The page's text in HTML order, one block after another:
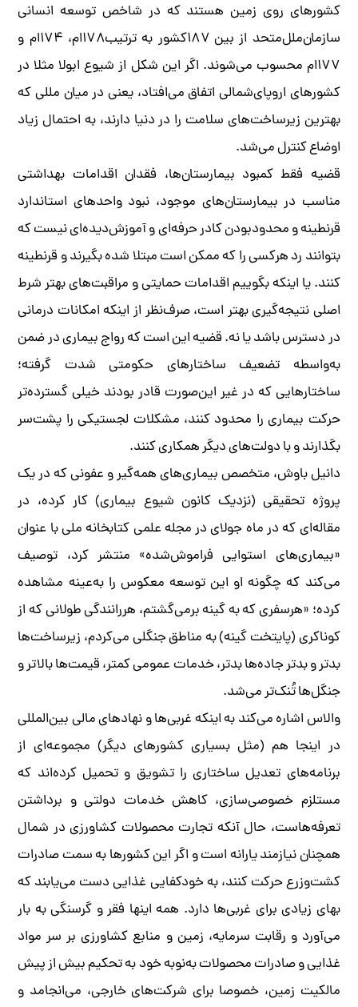
کشورهای روی زمین‌ هستند که در شاخص توسعه انسانی
سازمان‌ملل‌متحد از بین ۱۸۷کشور به ترتیب۱۷۸ام، ۱۷۴ام و
۱۷۷‌ام محسوب می‌شوند. اگر این شکل از شیوع ابولا مثلا در
کشورهای اروپای‌شمالی اتفاق می‌افتاد، یعنی در میان‌ مللی که
بهترین زیرساخت‌های سلامت را در دنیا دارند، به احتمال زیاد
اوضاع کنترل می‌شد.
قضیه فقط کمبود بیمارستان‌ها، فقدان اقدامات بهداشتی
مناسب در بیمارستان‌های موجود، نبود واحدهای استاندارد
قرنطینه و محدود‌بودن کادر حرفه‌ای و آموزش‌دیده‌ای نیست که
بتوانند رد هرکسی را که ممکن است مبتلا شده بگیرند و قرنطینه
کنند. یا اینکه بگوییم اقدامات حمایتی و مراقبت‌های بهتر شرط
اصلی نتیجه‌گیری بهتر است، صرف‌نظر از اینکه امکانات درمانی
در دسترس باشد یا نه. قضیه این است که رواج بیماری در ضمن
به‌واسطه تضعیف ساختارهای حکومتی شدت گرفته؛
ساختارهایی که در غیر این‌صورت قادر بودند خیلی گسترده‌تر
حرکت بیماری را محدود کنند، مشکلات لجستیکی را پشت‌سر
بگذارند و با دولت‌های دیگر همکاری کنند.
دانیل باوش، متخصص بیماری‌های همه‌گیر و عفونی که در یک
پروژه تحقیقی (نزدیک کانون شیوع بیماری) کار کرده، در
مقاله‌ای که در ماه جولای در مجله علمی کتابخانه ملی با عنوان
«بیماری‌های استوایی فراموش‌شده» منتشر کرد، توصیف
می‌کند که چگونه او این توسعه معکوس را به‌عینه مشاهده
کرده؛ «هرسفری که به گینه برمی‌گشتم، هررانندگی طولانی که از
کوناکری (پایتخت گینه) به مناطق جنگلی می‌کردم، زیرساخت‌ها
بدتر و بدتر جاده‌ها بدتر، خدمات عمومی کمتر، قیمت‌ها بالاتر و
جنگل‌ها تُنک‌تر می‌شد.
والاس اشاره می‌کند به اینکه غربی‌ها و نهادهای مالی بین‌المللی
در اینجا هم (مثل بسیاری کشورهای دیگر) مجموعه‌ای از
برنامه‌های تعدیل ساختاری را تشویق و تحمیل کرده‌اند که
مستلزم خصوصی‌سازی، کاهش خدمات دولتی و برداشتن
تعرفه‌هاست، حال آنکه تجارت محصولات کشاورزی در شمال
همچنان نیازمند یارانه است و اگر این کشورها به سمت صادرات
کشت‌وزرع حرکت کنند، به خودکفایی غذایی دست می‌یابند که
بهای زیادی برای غربی‌ها دارد. همه اینها فقر و گرسنگی به بار
می‌آورد و رقابت سرمایه، زمین و منابع کشاورزی بر سر مواد
غذایی و صادرات محصولات به‌نوبه خود به تحکیم بیش از پیش
مالکیت زمین، خصوصا برای شرکت‌های خارجی، می‌انجامد و